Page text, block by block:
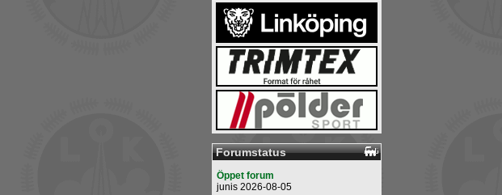
Forumstatus
Öppet forum
junis 2026-08-05